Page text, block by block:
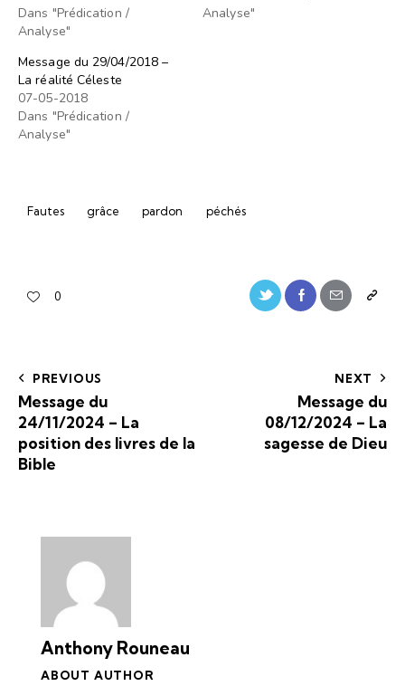
Dans "Prédication /
Analyse"
Analyse"
Message du 29/04/2018 –
La réalité Céleste
07-05-2018
Dans "Prédication /
Analyse"
Fautes grâce pardon péchés
0
PREVIOUS
Message du
24/11/2024 – La
position des livres de la
Bible
NEXT
Message du
08/12/2024 – La
sagesse de Dieu
Anthony Rouneau
ABOUT AUTHOR